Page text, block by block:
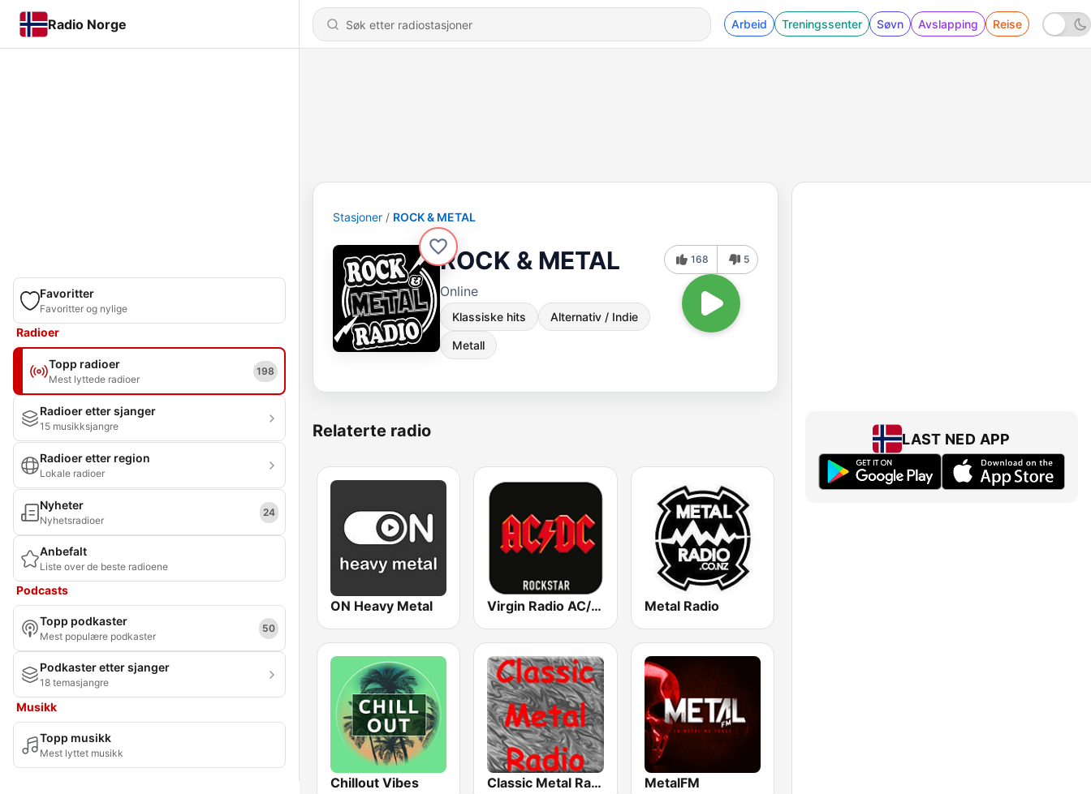
Radio Norge Arbeid Treningssenter Søvn Avslapping Reise
Favoritter
Favoritter og nylige
Radioer
Topp radioer
Mest lyttede radioer
198
Radioer etter sjanger
15 musikksjangre
Radioer etter region
Lokale radioer
Nyheter
Nyhetsradioer
24
Anbefalt
Liste over de beste radioene
Podcasts
Topp podkaster
Mest populære podkaster
50
Podkaster etter sjanger
18 temasjangre
Musikk
Topp musikk
Mest lyttet musikk
Stasjoner ROCK & METAL
ROCK & METAL
Online
Klassiske hits Alternativ / Indie
Metall
168 5
Relaterte radio
ON Heavy Metal Virgin Radio AC/DC Metal Radio
Chillout Vibes Classic Metal Radio MetalFM
LAST NED APP